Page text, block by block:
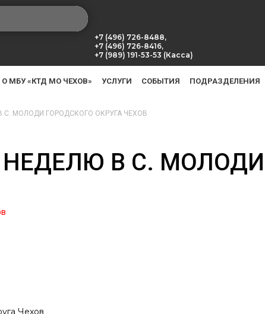
+7 (496) 726-8488,
+7 (496) 726-8416,
+7 (989) 191-53-53 (Касса)
О МБУ «КТД МО ЧЕХОВ» УСЛУГИ СОБЫТИЯ ПОДРАЗДЕЛЕНИЯ
С. МОЛОДИ ГОРОДСКОГО ОКРУГА ЧЕХОВ
В С.
Чехов